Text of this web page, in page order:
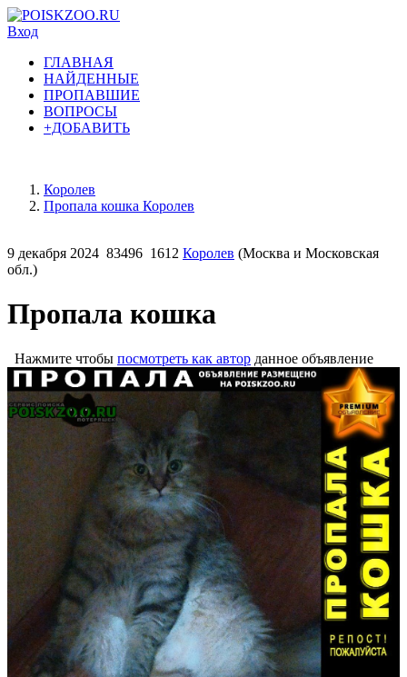
Вход
ГЛАВНАЯ
НАЙДЕННЫЕ
ПРОПАВШИЕ
ВОПРОСЫ
+ДОБАВИТЬ
Королев
Пропала кошка Королев
9 декабря 2024 83496 1612 Королев (Москва и Московская
обл.)
Пропала кошка
Нажмите чтобы посмотреть как автор данное объявление